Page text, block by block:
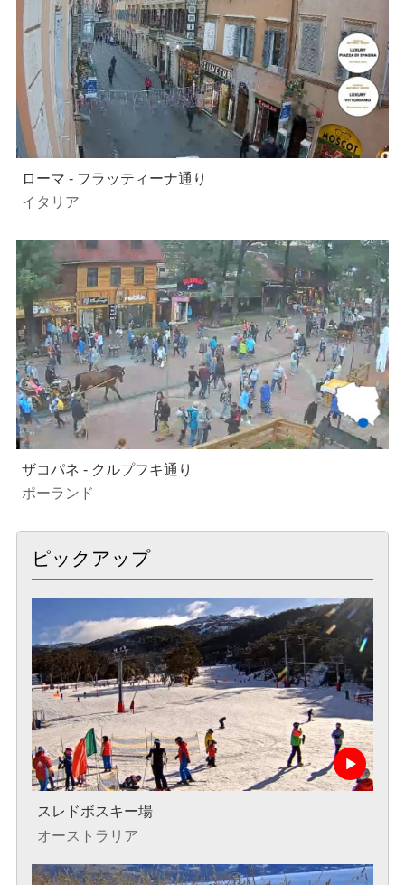
ローマ - フラッティーナ通り
イタリア
ザコパネ - クルプフキ通り
ポーランド
ピックアップ
スレドボスキー場
オーストラリア